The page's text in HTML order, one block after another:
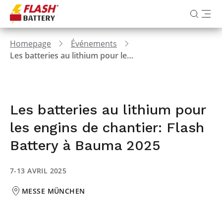
Homepage
Événements
Les batteries au lithium pour les engins de chantier: Flash Battery à Bauma 2025
Les batteries au lithium pour
les engins de chantier: Flash
Battery à Bauma 2025
7-13 AVRIL 2025
MESSE MÜNCHEN